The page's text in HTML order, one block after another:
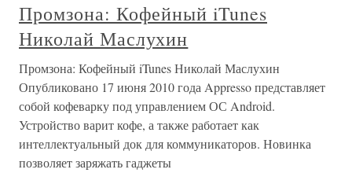
Промзона: Кофейный iTunes
Николай Маслухин
Промзона: Кофейный iTunes Николай Маслухин
Опубликовано 17 июня 2010 года Appresso представляет
собой кофеварку под управлением ОС Android.
Устройство варит кофе, а также работает как
интеллектуальный док для коммуникаторов. Новинка
позволяет заряжать гаджеты